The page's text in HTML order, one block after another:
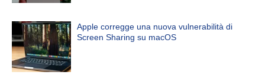
Apple corregge una nuova vulnerabilità di
Screen Sharing su macOS